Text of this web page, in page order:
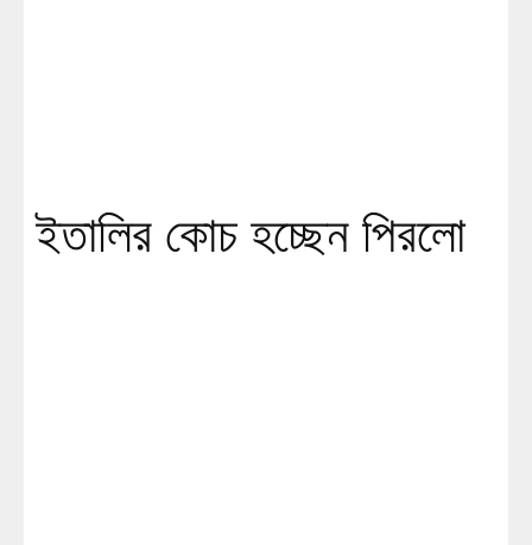
ইতালির কোচ হচ্ছেন পিরলো